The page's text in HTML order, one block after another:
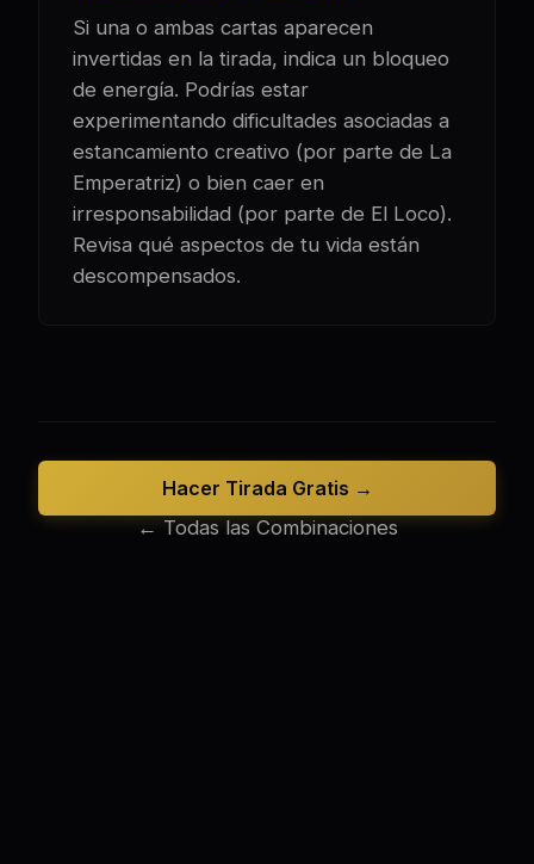
Si una o ambas cartas aparecen
invertidas en la tirada, indica un bloqueo
de energía. Podrías estar
experimentando dificultades asociadas a
estancamiento creativo (por parte de La
Emperatriz) o bien caer en
irresponsabilidad (por parte de El Loco).
Revisa qué aspectos de tu vida están
descompensados.
← Todas las Combinaciones
Hacer Tirada Gratis →